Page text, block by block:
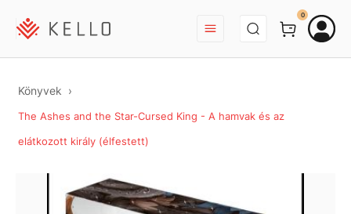
BEJELENTKEZÉS
0
Könyvek
The Ashes and the Star-Cursed King - A hamvak és az
elátkozott király (élfestett)